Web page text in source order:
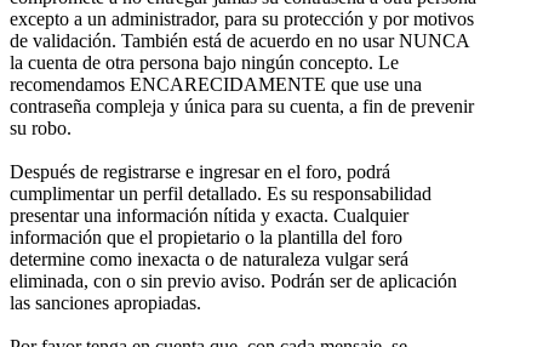
excepto a un administrador, para su protección y por motivos
de validación. También está de acuerdo en no usar NUNCA
la cuenta de otra persona bajo ningún concepto. Le
recomendamos ENCARECIDAMENTE que use una
contraseña compleja y única para su cuenta, a fin de prevenir
su robo.
Después de registrarse e ingresar en el foro, podrá
cumplimentar un perfil detallado. Es su responsabilidad
presentar una información nítida y exacta. Cualquier
información que el propietario o la plantilla del foro
determine como inexacta o de naturaleza vulgar será
eliminada, con o sin previo aviso. Podrán ser de aplicación
las sanciones apropiadas.